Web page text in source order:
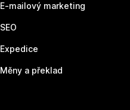
E-mailový marketing
SEO
Expedice
Měny a překlad